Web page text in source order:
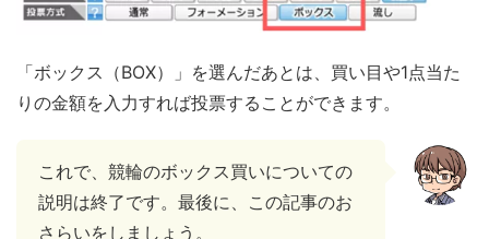
「ボックス（BOX）」を選んだあとは、買い目や1点当た
りの金額を入力すれば投票することができます。
これで、競輪のボックス買いについての
説明は終了です。最後に、この記事のお
さらいをしましょう。